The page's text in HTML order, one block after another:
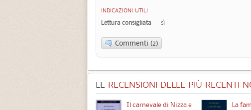
INDICAZIONI UTILI
Lettura consigliata sì
Commenti (2)
LE RECENSIONI DELLE PIÙ RECENTI
Il carnevale di Nizza e
La